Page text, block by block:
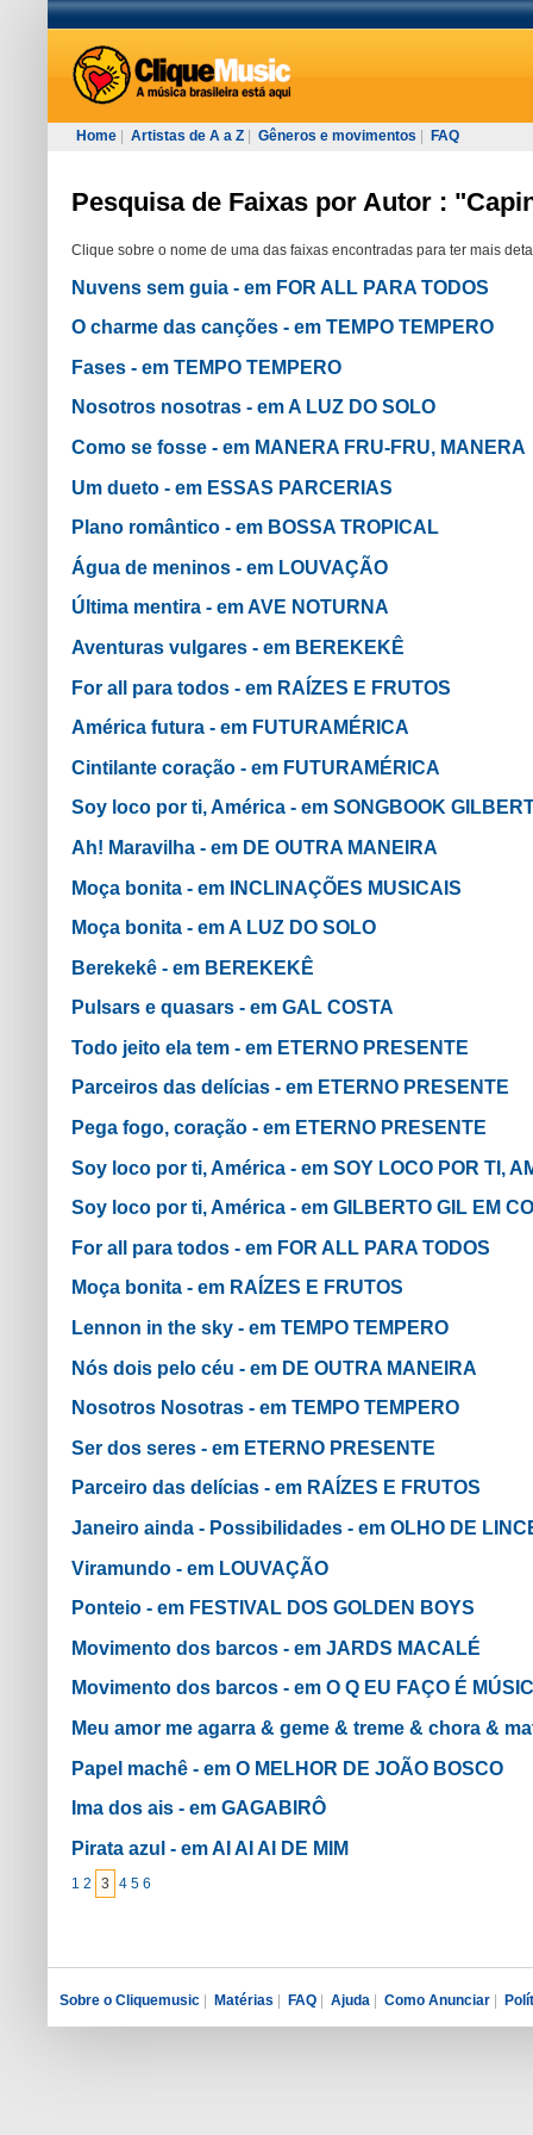
Home Artistas de A a Z Gêneros e movimentos FAQ
Pesquisa de Faixas por Autor :
Clique sobre o nome de uma das faixas encontradas para ter mais
Nuvens sem guia - em FOR ALL PARA TODOS
O charme das canções - em TEMPO TEMPERO
Fases - em TEMPO TEMPERO
Nosotros nosotras - em A LUZ DO SOLO
Como se fosse - em MANERA FRU-FRU, MANERA
Um dueto - em ESSAS PARCERIAS
Plano romântico - em BOSSA TROPICAL
Água de meninos - em LOUVAÇÃO
Última mentira - em AVE NOTURNA
Aventuras vulgares - em BEREKEKÊ
For all para todos - em RAÍZES E FRUTOS
América futura - em FUTURAMÉRICA
Cintilante coração - em FUTURAMÉRICA
Soy loco por ti, América - em SONGBOOK
Ah! Maravilha - em DE OUTRA MANEIRA
Moça bonita - em INCLINAÇÕES MUSICAIS
Moça bonita - em A LUZ DO SOLO
Berekekê - em BEREKEKÊ
Pulsars e quasars - em GAL COSTA
Todo jeito ela tem - em ETERNO PRESENTE
Parceiros das delícias - em ETERNO PRESENTE
Pega fogo, coração - em ETERNO PRESENTE
Soy loco por ti, América - em SOY LOCO POR TI,
Soy loco por ti, América - em GILBERTO GIL EM
For all para todos - em FOR ALL PARA TODOS
Moça bonita - em RAÍZES E FRUTOS
Lennon in the sky - em TEMPO TEMPERO
Nós dois pelo céu - em DE OUTRA MANEIRA
Nosotros Nosotras - em TEMPO TEMPERO
Ser dos seres - em ETERNO PRESENTE
Parceiro das delícias - em RAÍZES E FRUTOS
Janeiro ainda - Possibilidades - em OLHO DE
Viramundo - em LOUVAÇÃO
Ponteio - em FESTIVAL DOS GOLDEN BOYS
Movimento dos barcos - em JARDS MACALÉ
Movimento dos barcos - em O Q EU FAÇO É
Meu amor me agarra & geme & treme & chora &
Papel machê - em O MELHOR DE JOÃO BOSCO
Ima dos ais - em GAGABIRÔ
Pirata azul - em AI AI AI DE MIM
1 2 3 4 5 6
Sobre o Cliquemusic | Matérias | FAQ | Ajuda | Como Anunciar |